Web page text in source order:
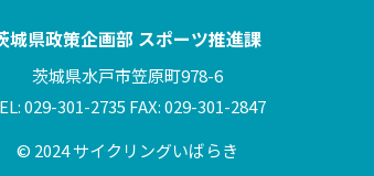
城県政策企画部 スポーツ推進課
茨城県水戸市笠原町978-6
029-301-2735 FAX: 029-301-2847
© 2024 サイクリングいばらき